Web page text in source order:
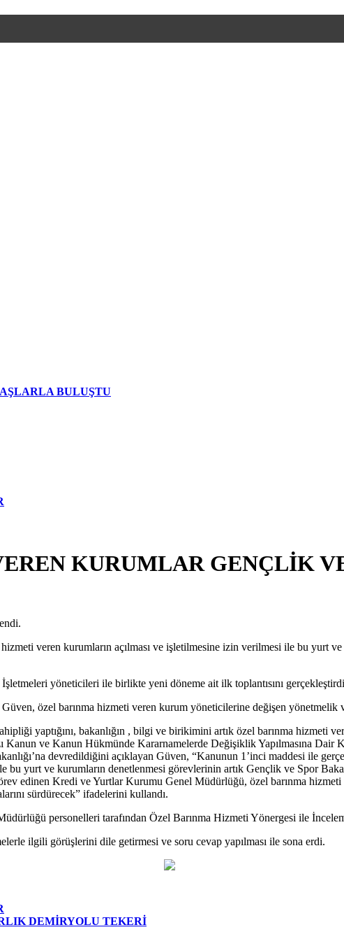
BULUŞTU
KURUMLAR GENÇLİK
veren kurumların açılması ve işletilmesine izin verilmesi ile bu yurt
yöneticileri ile birlikte yeni döneme ait ilk toplantısını
özel barınma hizmeti veren kurum yöneticilerine değişen
yaptığını, bakanlığın , bilgi ve birikimini artık özel barınma hizmeti
Kanun ve Kanun Hükmünde Kararnamelerde Değişiklik Yapılmasına Dair
devredildiğini açıklayan Güven, “Kanunun 1’inci maddesi ile
bu yurt ve kurumların denetlenmesi görevlerinin artık Gençlik ve Spor
edinen Kredi ve Yurtlar Kurumu Genel Müdürlüğü, özel barınma
sürdürecek” ifadelerini kullandı.
personelleri tarafından Özel Barınma Hizmeti Yönergesi ile
ilgili görüşlerini dile getirmesi ve soru cevap yapılması ile sona erdi.
DEMİRYOLU TEKERİ